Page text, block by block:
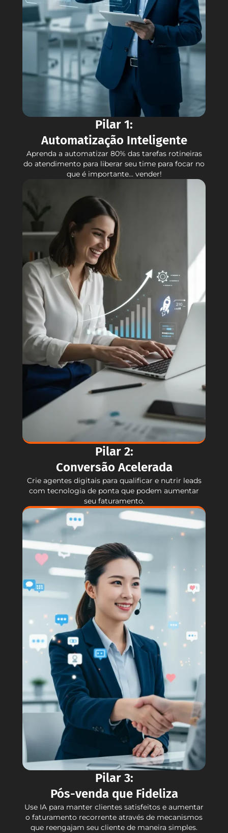
Pilar 1:
Automatização Inteligente
Aprenda a automatizar 80% das tarefas rotineiras
do atendimento para liberar seu time para focar no
que é importante… vender!
Pilar 2:
Conversão Acelerada
Crie agentes digitais para qualificar e nutrir leads
com tecnologia de ponta que podem aumentar
seu faturamento.
Pilar 3:
Pós-venda que Fideliza
Use IA para manter clientes satisfeitos e aumentar
o faturamento recorrente através de mecanismos
que reengajam seu cliente de maneira simples.